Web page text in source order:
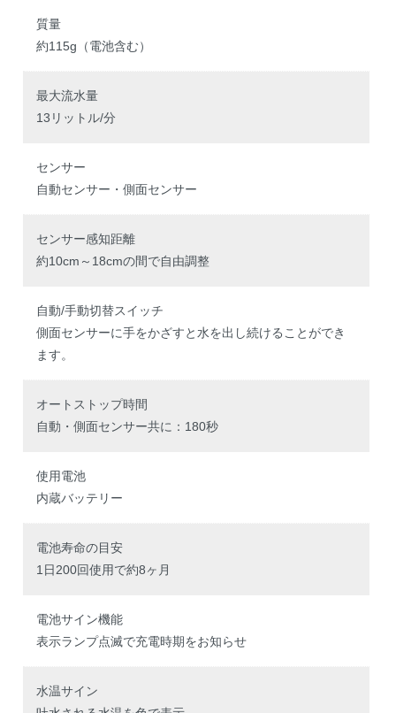
質量
約115g（電池含む）
最大流水量
13リットル/分
センサー
自動センサー・側面センサー
センサー感知距離
約10cm～18cmの間で自由調整
自動/手動切替スイッチ
側面センサーに手をかざすと水を出し続けることができ
ます。
オートストップ時間
自動・側面センサー共に：180秒
使用電池
内蔵バッテリー
電池寿命の目安
1日200回使用で約8ヶ月
電池サイン機能
表示ランプ点滅で充電時期をお知らせ
水温サイン